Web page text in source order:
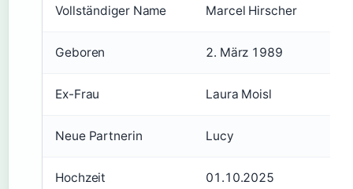
Vollständiger Name Marcel Hirscher
Geboren 2. März 1989
Ex-Frau Laura Moisl
Neue Partnerin Lucy
Hochzeit 01.10.2025